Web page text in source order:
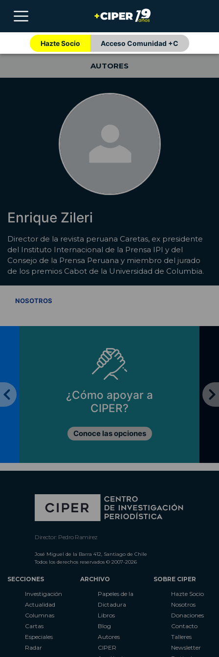
Hazte Socio Acceso Comunidad +C
AUTORES
Enrique Zileri
Director de la revista peruana Caretas, ex presidente
del Instituto Internacional de la Prensa IPI y del
Consejo de la Prensa Peruana y miembro del jurado
de los premios Cabot de la Universidad de Columbia.
NOSOTROS
¿Cómo apoyar a
CIPER?
Conoce las opciones
Director: Pedro Ramírez
José Miguel de la Barra 412, Santiago de Chile
Todos los derechos reservados © 2007-2026
SECCIONES
Investigación
Actualidad
Columnas
Cartas
Especiales
Radar
ARCHIVO
Papeles de la
Dictadura
Libros
Blog
Autores
CIPER
SOBRE CIPER
Hazte Socio
Nosotros
Donaciones
Contacto
Talleres
Newsletter